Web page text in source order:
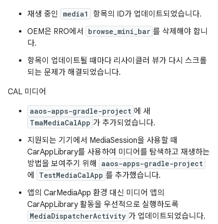
재생 중인
media1
항목의 ID가 업데이트되었습니다.
OEM은 RRO에서
browse_mini_bar 를 삭제해야 합니
다.
항목이 업데이트될 때마다 리사이클러 뷰가 다시 스크롤
되는 문제가 해결되었습니다.
CAL 미디어
aaos-apps-gradle-project 에 새
TmaMediaCalApp 가 추가되었습니다.
지원되는 기기에서 MediaSession을 사용할 때
CarAppLibrary를 사용하여 미디어를 탐색하고 재생하는
방법을 보여주기 위해
aaos-apps-gradle-project
에 TestMediaCalApp 를 추가했습니다.
앱의 CarMediaApp 환경 대신 미디어 앱의
CarAppLibrary 활동을 우선적으로 실행하도록
MediaDispatcherActivity 가 업데이트되었습니다.